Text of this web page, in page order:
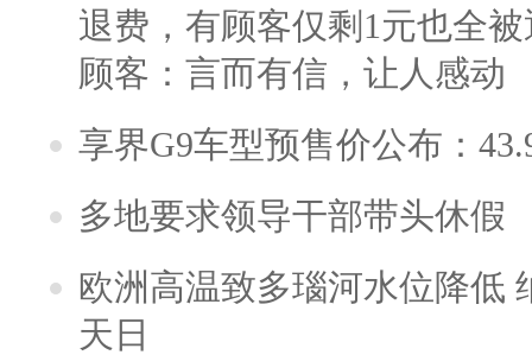
退费，有顾客仅剩1元也全
顾客：言而有信，让人感动
享界G9车型预售价公布：
多地要求领导干部带头休假
欧洲高温致多瑙河水位降低
天日